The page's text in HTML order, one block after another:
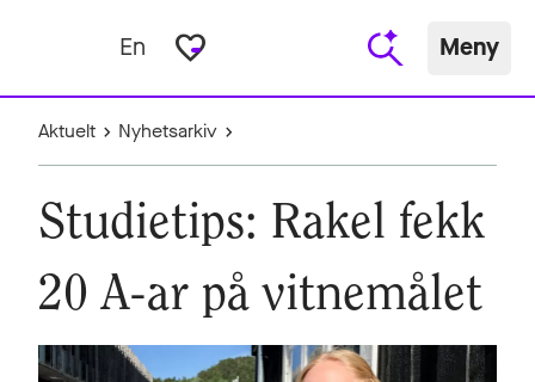
En favorite_border Meny
Aktuelt Nyhetsarkiv
Studietips: Rakel fekk
20 A-ar på vitnemålet